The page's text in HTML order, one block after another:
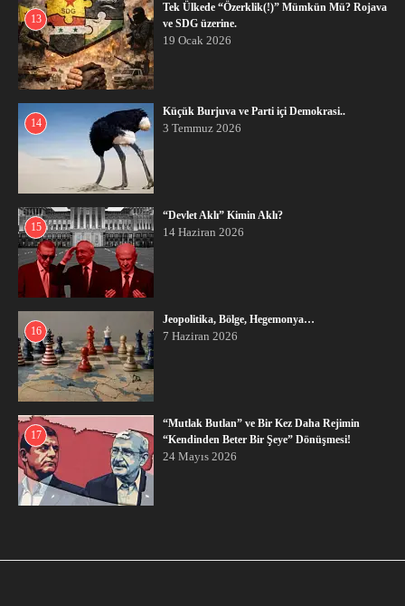
13
Tek Ülkede “Özerklik(!)” Mümkün Mü? Rojava
ve SDG üzerine.
19 Ocak 2026
14
Küçük Burjuva ve Parti içi Demokrasi..
3 Temmuz 2026
15
“Devlet Aklı” Kimin Aklı?
14 Haziran 2026
16
Jeopolitika, Bölge, Hegemonya…
7 Haziran 2026
17
“Mutlak Butlan” ve Bir Kez Daha Rejimin
“Kendinden Beter Bir Şeye” Dönüşmesi!
24 Mayıs 2026